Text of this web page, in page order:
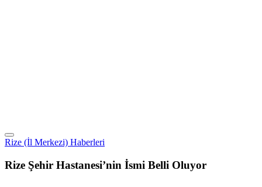
Rize (İl Merkezi) Haberleri
Rize Şehir Hastanesi’nin İsmi Belli Oluyor